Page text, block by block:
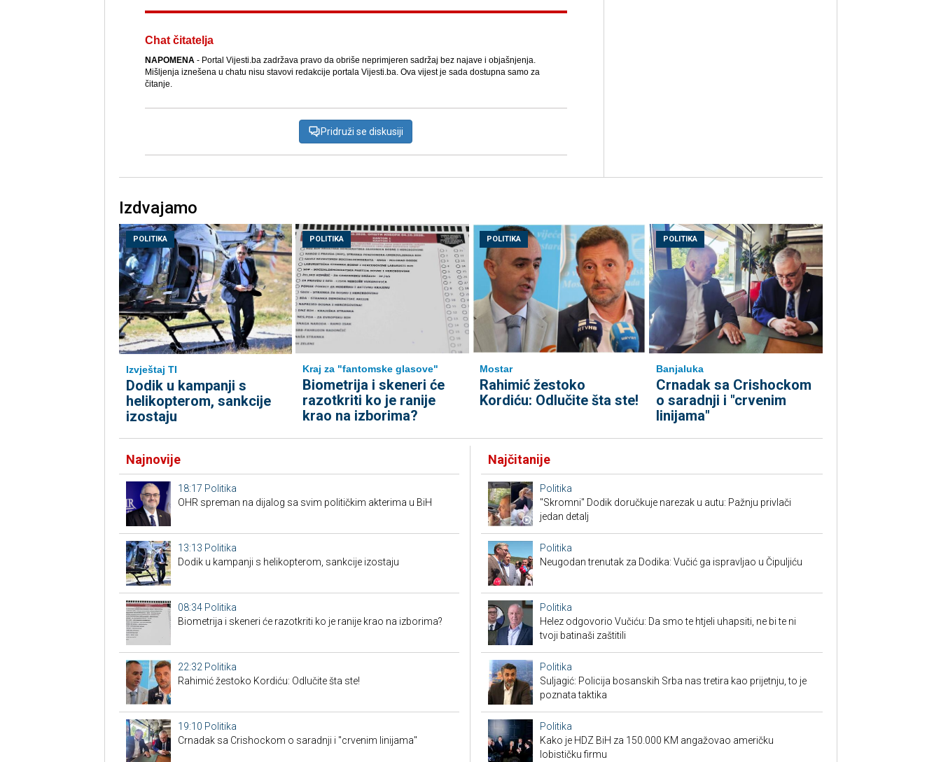
Chat čitatelja
NAPOMENA - Portal Vijesti.ba zadržava pravo da obriše neprimjeren sadržaj bez najave i objašnjenja.
Mišljenja iznešena u chatu nisu stavovi redakcije portala Vijesti.ba. Ova vijest je sada dostupna samo za
čitanje.
Pridruži se diskusiji
Izdvajamo
POLITIKA
Izvještaj TI
Dodik u kampanji s
helikopterom, sankcije
izostaju
POLITIKA
Kraj za "fantomske glasove"
Biometrija i skeneri će
razotkriti ko je ranije
krao na izborima?
POLITIKA
Mostar
Rahimić žestoko
Kordiću: Odlučite šta ste!
POLITIKA
Banjaluka
Crnadak sa Crishockom
o saradnji i "crvenim
linijama"
Najnovije
18:17 Politika
OHR spreman na dijalog sa svim političkim akterima u BiH
13:13 Politika
Dodik u kampanji s helikopterom, sankcije izostaju
08:34 Politika
Biometrija i skeneri će razotkriti ko je ranije krao na izborima?
22:32 Politika
Rahimić žestoko Kordiću: Odlučite šta ste!
19:10 Politika
Crnadak sa Crishockom o saradnji i "crvenim linijama"
Najčitanije
Politika
"Skromni" Dodik doručkuje narezak u autu: Pažnju privlači
jedan detalj
Politika
Neugodan trenutak za Dodika: Vučić ga ispravljao u Čipuljiću
Politika
Helez odgovorio Vučiću: Da smo te htjeli uhapsiti, ne bi te ni
tvoji batinaši zaštitili
Politika
Suljagić: Policija bosanskih Srba nas tretira kao prijetnju, to je
poznata taktika
Politika
Kako je HDZ BiH za 150.000 KM angažovao američku
lobističku firmu